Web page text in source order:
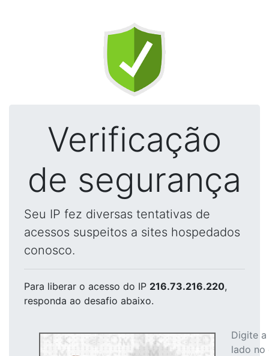
Verificação
de segurança
Seu IP fez diversas tentativas de
acessos suspeitos a sites hospedados
conosco.
Para liberar o acesso do IP 216.73.216.220,
responda ao desafio abaixo.
Digite
lado no